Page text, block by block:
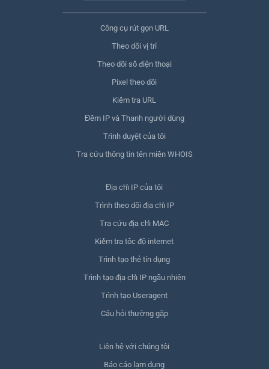
Công cụ rút gọn URL
Theo dõi vị trí
Theo dõi số điện thoại
Pixel theo dõi
Kiểm tra URL
Đếm IP và Thanh người dùng
Trình duyệt của tôi
Tra cứu thông tin tên miền WHOIS
Địa chỉ IP của tôi
Trình theo dõi địa chỉ IP
Tra cứu địa chỉ MAC
Kiểm tra tốc độ internet
Trình tạo thẻ tín dụng
Trình tạo địa chỉ IP ngẫu nhiên
Trình tạo Useragent
Câu hỏi thường gặp
Liên hệ với chúng tôi
Báo cáo lạm dụng